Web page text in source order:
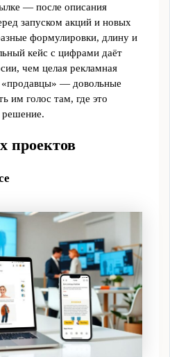
— после описания
запуском акций и новых
формулировки, длину и
кейс с цифрами даёт
чем целая рекламная
— довольные
им голос там, где это
решение.
проектов